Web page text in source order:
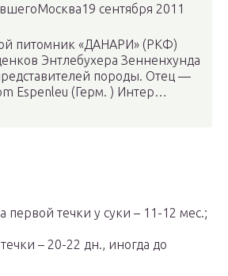
сентября 2011
питомник «ДАНАРИ» (РКФ)
Энтлебухера Зенненхунда
породы. Отец —
Espenleu (Герм. ) Интер…
первой течки у суки – 11-12 мес.;
– 20-22 дн., иногда до